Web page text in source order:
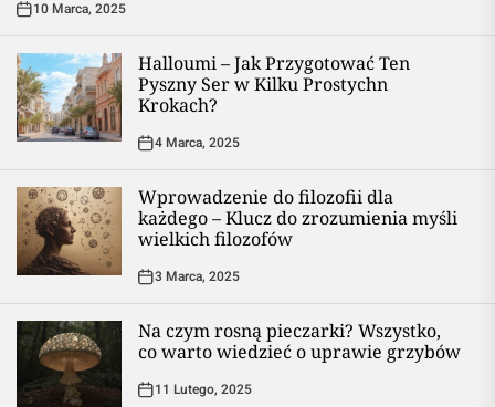
10 Marca, 2025
Halloumi – Jak Przygotować Ten
Pyszny Ser w Kilku Prostychn
Krokach?
4 Marca, 2025
Wprowadzenie do filozofii dla
każdego – Klucz do zrozumienia myśli
wielkich filozofów
3 Marca, 2025
Na czym rosną pieczarki? Wszystko,
co warto wiedzieć o uprawie grzybów
11 Lutego, 2025